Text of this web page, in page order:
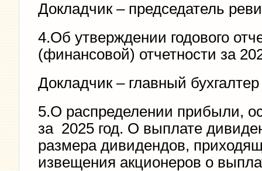
Докладчик – председатель
4.Об утверждении годового
(финансовой) отчетности за
Докладчик – главный
5.О распределении прибыли,
за 2025 год. О выплате
размера дивидендов,
извещения акционеров о